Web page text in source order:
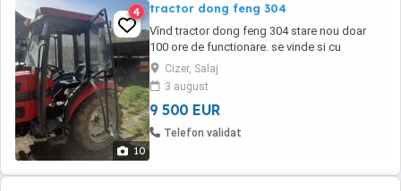
10
4 tractor dong feng 304
Vînd tractor dong feng 304 stare nou doar
100 ore de functionare. se vinde si cu
cositoare si plug obtional. Specificatii
GeneralitatiMotor 3 cilindri, Servo, Injectie
directa, Racire cu apa, Diesel Cilindree1.813
cmc Putere transmisie motor22.1 kW 30CP
Dotari Cupe hidraulice, priza alimentare ...
Cizer, Salaj
3 august
9 500 EUR
Telefon validat